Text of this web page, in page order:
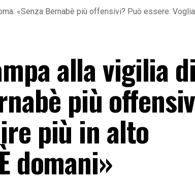
«Senza Bernabè più offensivi? Può essere.
alla vigilia di
più
più in alto
domani»